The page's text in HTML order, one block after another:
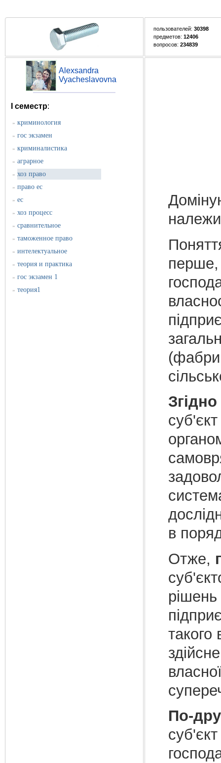
пользователей: 30398
предметов: 12406
вопросов: 234839
Alexsandra
Vyacheslavovna
I семестр:
» криминология
» гос экзамен
» криминалистика
» аграрное
» хоз право
» право ес
» ес
» хоз процесс
» сравнительное
» таможенное право
» интелектуальное
» теория и практика
» гос экзамен 1
» теория1
перше,
в
Отже,
рішень
такого
По-